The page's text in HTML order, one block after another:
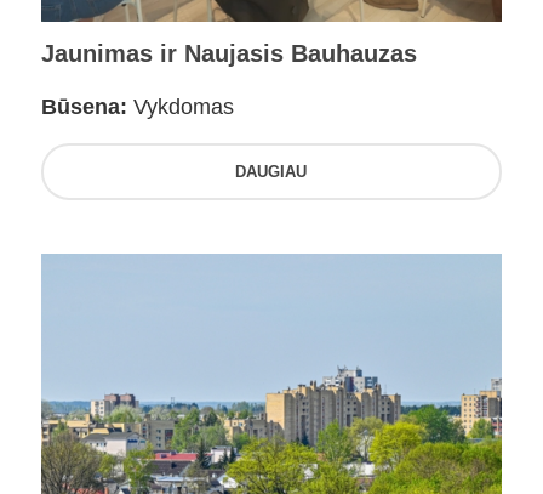
Jaunimas ir Naujasis Bauhauzas
Būsena: Vykdomas
DAUGIAU